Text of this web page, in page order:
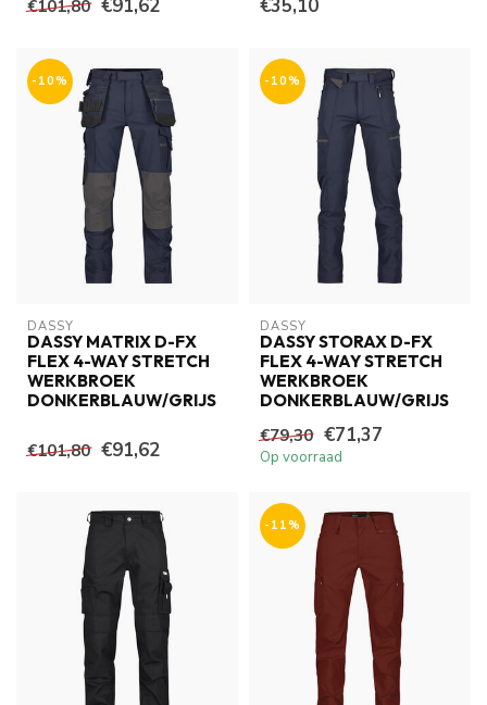
€101,80 €91,62 €35,10
-10%
DASSY
DASSY MATRIX D-FX
FLEX 4-WAY STRETCH
WERKBROEK
DONKERBLAUW/GRIJS
€101,80 €91,62
-10%
DASSY
DASSY STORAX D-FX
FLEX 4-WAY STRETCH
WERKBROEK
DONKERBLAUW/GRIJS
€79,30 €71,37
Op voorraad
-11%